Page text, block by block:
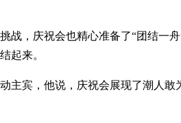
战，庆祝会也精心准备了“团结一
起来。
主宾，他说，庆祝会展现了潮人